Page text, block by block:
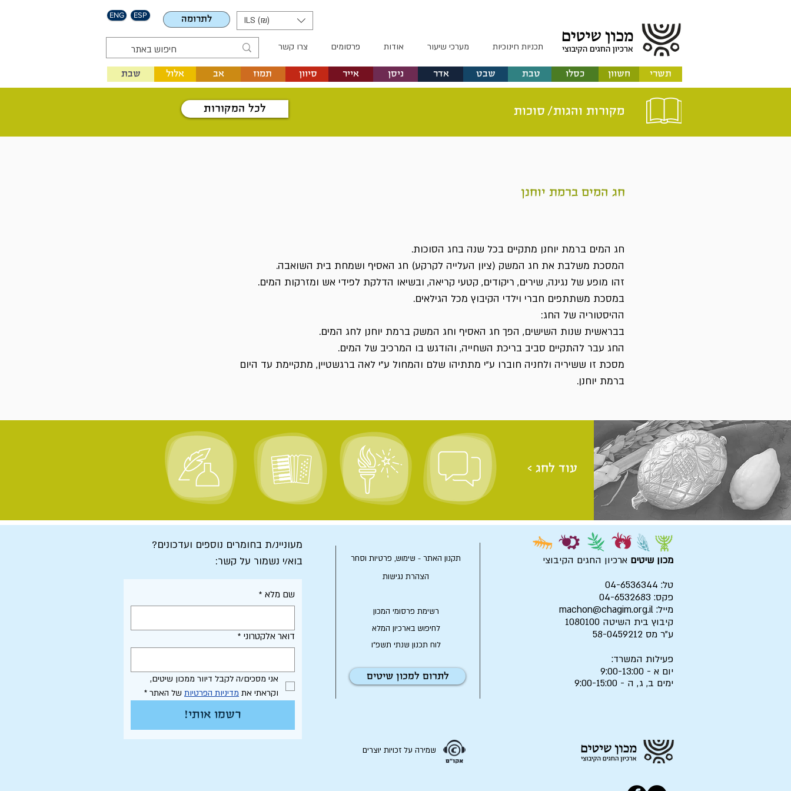
ENG ESP לתרומה ILS (₪)
תכניות חינוכיות מערכי שיעור אודות פרסומים צרו קשר
אלול שבת תמוז אב ניסן סיוון אדר טבת שבט חשוון תשרי כסלו אייר
לכל המקורות סוכות מקורות והגות/
חג המים ברמת יוחנן
חג המים ברמת יוחנן מתקיים בכל שנה בחג הסוכות.
המסכת משלבת את חג המשק (ציון העלייה לקרקע) חג האסיף ושמחת בית השואבה.
זהו מופע של נגינה, שירים, ריקודים, קטעי קריאה, ובשיאו הדלקת לפידי אש ומזרקות המים.
במסכת משתתפים חברי וילדי הקיבוץ מכל הגילאים.
ההיסטוריה של החג:
בבראשית שנות השישים, הפך חג האסיף וחג המשק ברמת יוחנן לחג המים.
החג עבר להתקיים סביב בריכת השחייה, והודגש בו המרכיב של המים.
מסכת זו ששיריה ולחניה חוברו ע"י מתתיהו שלם והמחול ע"י לאה ברגשטיין, מתקיימת עד היום
ברמת יוחנן.
עוד לחג >
מעוניינ/ת בחומרים נוספים ועדכונים?
בוא/י נשמור על קשר:
שם מלא *
דואר אלקטרוני *
וקראתי את מדיניות הפרטיות של האתר *
רשמו אותי!
תקנון האתר - שימוש, פרטיות וסחר
הצהרת נגישות
רשימת פרסומי המכון
לחיפוש בארכיון המלא
לוח תכנון שנתי תשפ"ו
לתרום למכון שיטים
מכון שיטים ארכיון החגים הקיבוצי
טל: 04-6536344
פקס: 04-6532683
מייל: machon@chagim.org.il
קיבוץ בית השיטה 1080100
ע"ר מס 58-0459212
פעילות המשרד:
יום א - 9:00-13:00
ימים ב, ג, ה - 9:00-15:00
שמירה על זכויות יוצרים